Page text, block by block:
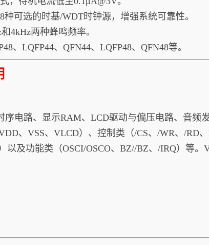
种可选的时基/WDT时钟源，增强系统可靠性。
4kHz两种蜂鸣频率。
、LQFP44、QFN44、LQFP48、QFN48等。
电路、显示RAM、LCD驱动与偏压电路、音频
、VSS、VLCD）、控制类（/CS、/WR、/RD
）以及功能类（OSCI/OSCO、BZ//BZ、/IRQ）等